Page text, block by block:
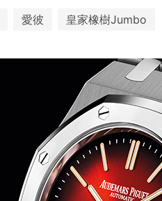
愛彼 皇家橡樹Jumbo